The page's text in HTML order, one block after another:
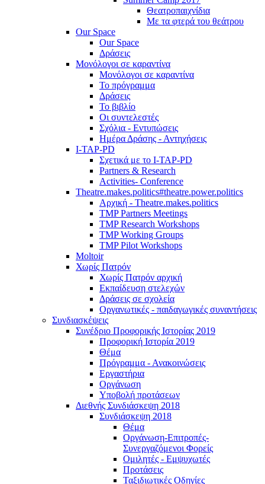
Θεατροπαιχνίδια
Με τα φτερά του θεάτρου
Our Space
Our Space
Δράσεις
Μονόλογοι σε καραντίνα
Μονόλογοι σε καραντίνα
Το πρόγραμμα
Δράσεις
Το βιβλίο
Οι συντελεστές
Σχόλια - Εντυπώσεις
Ημέρα Δράσης - Αντηχήσεις
I-TAP-PD
Σχετικά με το I-TAP-PD
Partners & Research
Activities- Conference
Theatre.makes.politics#theatre.power.politics
Αρχική - Theatre.makes.politics
TMP Partners Meetings
TMP Research Workshops
TMP Working Groups
TMP Pilot Workshops
Moltoir
Χωρίς Πατρόν
Χωρίς Πατρόν αρχική
Εκπαίδευση στελεχών
Δράσεις σε σχολεία
Οργανωτικές - παιδαγωγικές συναντήσεις
Συνδιασκέψεις
Συνέδριο Προφορικής Ιστορίας 2019
Προφορική Ιστορία 2019
Θέμα
Πρόγραμμα - Ανακοινώσεις
Εργαστήρια
Οργάνωση
Υποβολή προτάσεων
Διεθνής Συνδιάσκεψη 2018
Συνδιάσκεψη 2018
Θέμα
Οργάνωση-Επιτροπές-
Συνεργαζόμενοι Φορείς
Ομιλητές - Εμψυχωτές
Προτάσεις
Ταξιδιωτικές Οδηγίες